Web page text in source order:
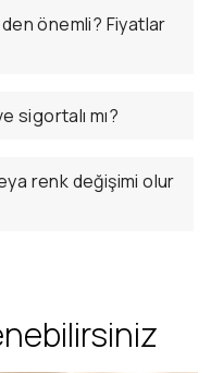
önemli? Fiyatlar
sigortalı mı?
renk değişimi olur